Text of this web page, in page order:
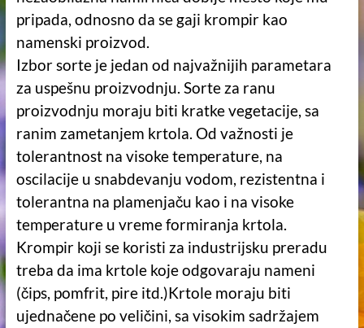
pripada, odnosno da se gaji krompir kao
namenski proizvod.
Izbor sorte je jedan od najvažnijih parametara
za uspešnu proizvodnju. Sorte za ranu
proizvodnju moraju biti kratke vegetacije, sa
ranim zametanjem krtola. Od važnosti je
tolerantnost na visoke temperature, na
oscilacije u snabdevanju vodom, rezistentna i
tolerantna na plamenjaču kao i na visoke
temperature u vreme formiranja krtola.
Krompir koji se koristi za industrijsku preradu
treba da ima krtole koje odgovaraju nameni
(čips, pomfrit, pire itd.)Krtole moraju biti
ujednačene po veličini, sa visokim sadržajem